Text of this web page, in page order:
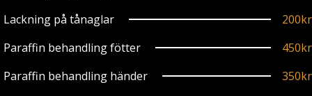
Lackning på tånaglar
200kr
Paraffin behandling fötter
450kr
Paraffin behandling händer
350kr